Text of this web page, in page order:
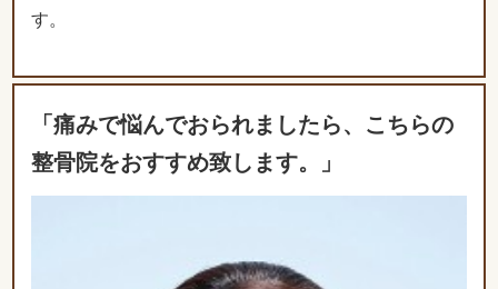
す。
「痛みで悩んでおられましたら、こちらの
整骨院をおすすめ致します。」